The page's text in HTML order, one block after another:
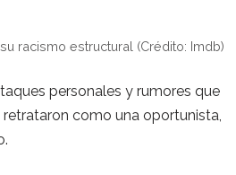
racismo estructural (Crédito: Imdb)
personales y rumores que
como una oportunista,